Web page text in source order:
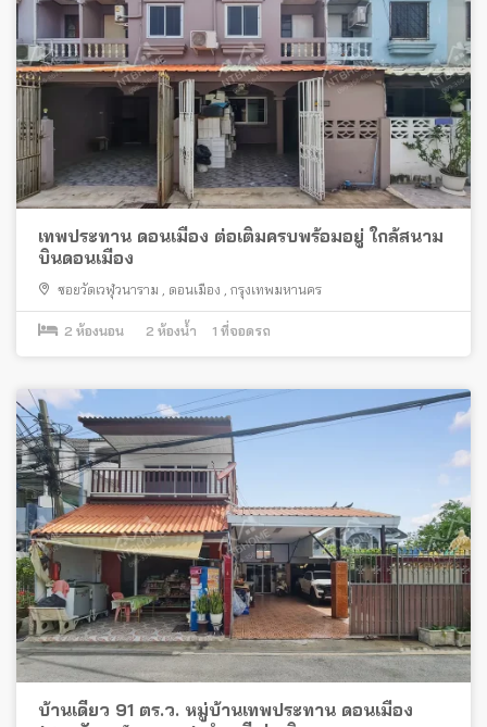
เทพประทาน ดอนเมือง ต่อเติมครบพร้อมอยู่ ใกล้สนาม
บินดอนเมือง
ซอยวัดเวฬุวนาราม ดอนเมือง กรุงเทพมหานคร
2 ห้องนอน 2 ห้องน้ำ 1 ที่จอดรถ
บ้านเดี่ยว 91 ตร.ว. หมู่บ้านเทพประทาน ดอนเมือง